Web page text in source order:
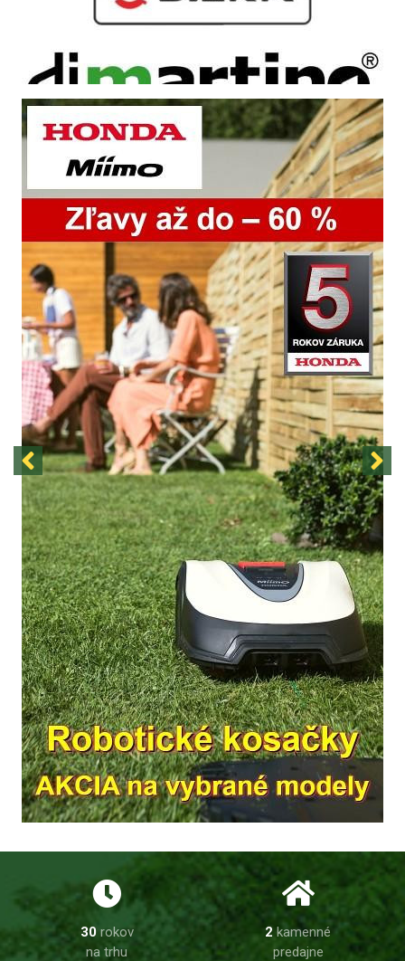
30rokov
na trhu
2 kamenné
predajne